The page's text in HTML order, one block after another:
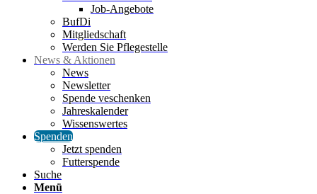
Job-Angebote
BufDi
Mitgliedschaft
Werden Sie Pflegestelle
News & Aktionen
News
Newsletter
Spende veschenken
Jahreskalender
Wissenswertes
Spenden
Jetzt spenden
Futterspende
Suche
Menü